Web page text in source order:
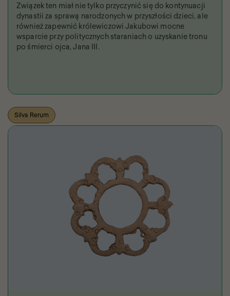
Związek ten miał nie tylko przyczynić się do kontynuacji
dynastii za sprawą narodzonych w przyszłości dzieci, ale
również zapewnić królewiczowi Jakubowi mocne
wsparcie przy politycznych staraniach o uzyskanie tronu
po śmierci ojca, Jana III.
Silva Rerum